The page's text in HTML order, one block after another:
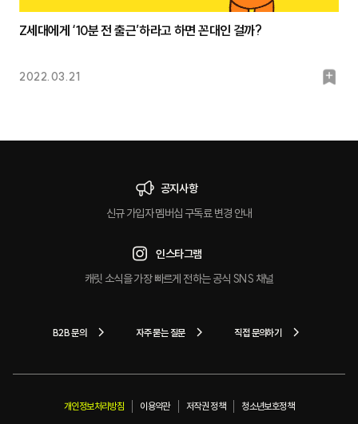
2022.03.21
북
Z세대에게 ‘10분 전 출근’하라고 하면 꼰대인 걸까?
공지사항
신규 가입자 멤버십 구독료 변경 안내
인스타그램
캐릿 소식을 가장 빠르게 전하는 공식 SNS 채널
B2B 문의 자주 묻는 질문 직접 문의하기
개인정보처리방침 이용약관 저작권 정책 청소년보호정책